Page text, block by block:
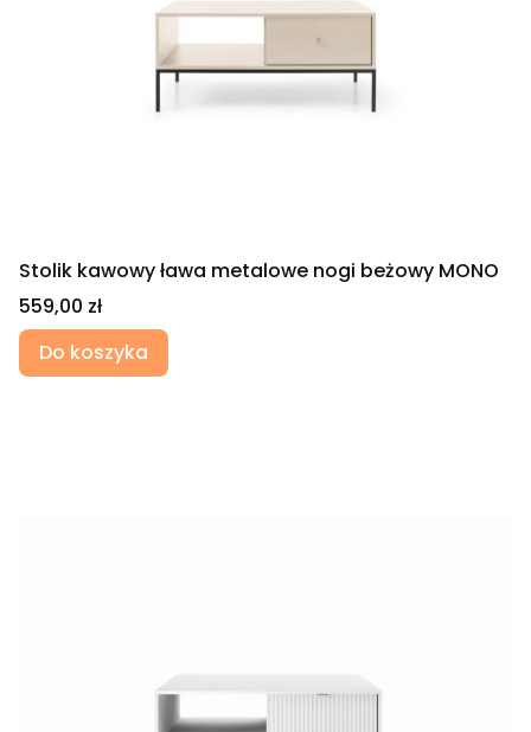
Stolik kawowy ława metalowe nogi beżowy MONO
Cena
559,00 zł
Do koszyka